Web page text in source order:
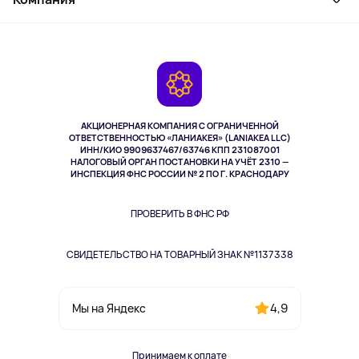
АКЦИОНЕРНАЯ КОМПАНИЯ С ОГРАНИЧЕННОЙ
ОТВЕТСТВЕННОСТЬЮ «ЛАНИАКЕЯ» (LANIAKEA LLC)
ИНН/КИО 9909637467/63746 КПП 231087001
НАЛОГОВЫЙ ОРГАН ПОСТАНОВКИ НА УЧЁТ 2310 —
ИНСПЕКЦИЯ ФНС РОССИИ № 2 ПО Г. КРАСНОДАРУ
ПРОВЕРИТЬ В ФНС РФ
СВИДЕТЕЛЬСТВО НА ТОВАРНЫЙ ЗНАК №1137338
Мы на Яндекс 4,9
Принимаем к оплате
Здоровье питомцев
Одежда и аксессуары